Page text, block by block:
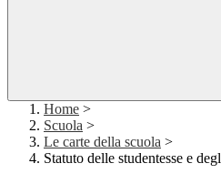
Home >
Scuola >
Le carte della scuola >
Statuto delle studentesse e